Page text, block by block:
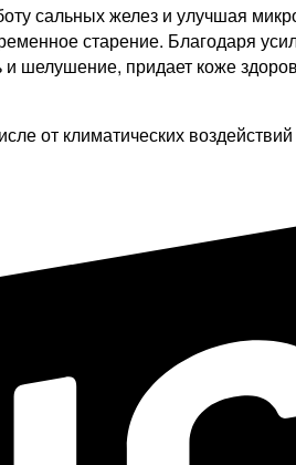
сальных желез и улучшая
старение. Благодаря
и шелушение, придает коже
от климатических